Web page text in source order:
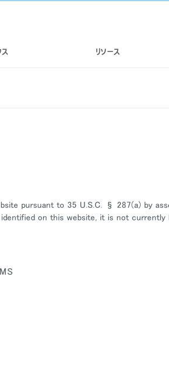
ス リソース
pursuant to 35 U.S.C. § 287(a) by
on this website, it is not currently